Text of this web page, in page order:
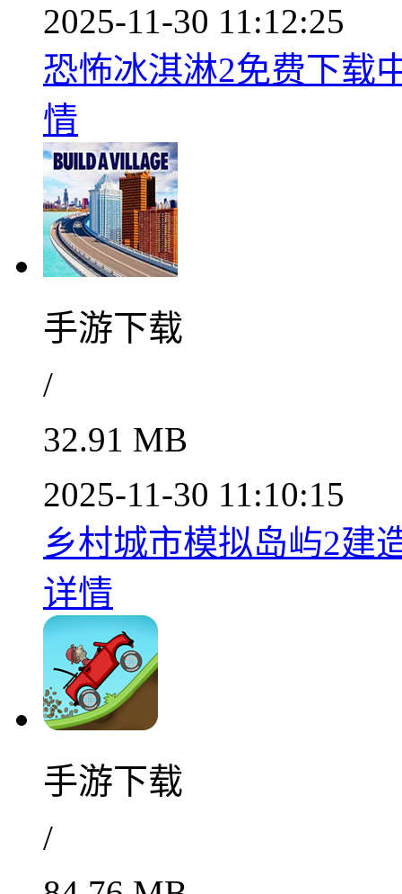
2025-11-30 11:12:25
恐怖冰淇淋2免费下载
情
手游下载
/
32.91 MB
2025-11-30 11:10:15
乡村城市模拟岛屿2建
详情
手游下载
/